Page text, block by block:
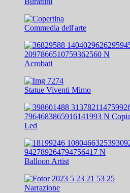
Commedia dell'arte
Acrobati
Statue Viventi Mimo
Led
Balloon Artist
Narrazione